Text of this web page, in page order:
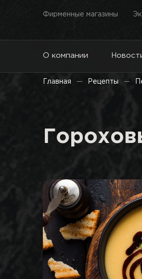
Фирменные магазины
О компании
Главная Рецепты